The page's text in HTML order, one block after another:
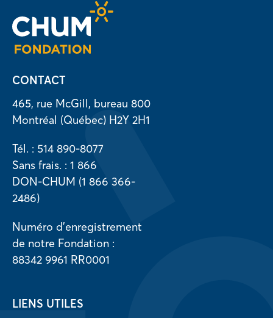
CONTACT
465, rue McGill, bureau 800
Montréal (Québec) H2Y 2H1
Tél. : 514 890-8077
Sans frais. : 1 866
DON-CHUM (1 866 366-
2486)
Numéro d’enregistrement
de notre Fondation :
88342 9961 RR0001
LIENS UTILES